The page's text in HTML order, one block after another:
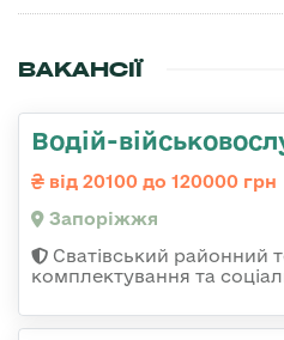
ВАКАНСІЇ
Водій-
від 20100 до 120000 грн
Запоріжжя
Сватівський районний
комплектування та